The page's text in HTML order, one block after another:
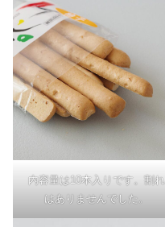
内容量は10本入りです。割れ
はありませんでした。